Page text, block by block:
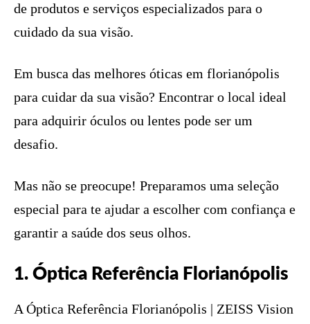
de produtos e serviços especializados para o
cuidado da sua visão.
Em busca das melhores óticas em florianópolis
para cuidar da sua visão? Encontrar o local ideal
para adquirir óculos ou lentes pode ser um
desafio.
Mas não se preocupe! Preparamos uma seleção
especial para te ajudar a escolher com confiança e
garantir a saúde dos seus olhos.
1. Óptica Referência Florianópolis
A Óptica Referência Florianópolis | ZEISS Vision